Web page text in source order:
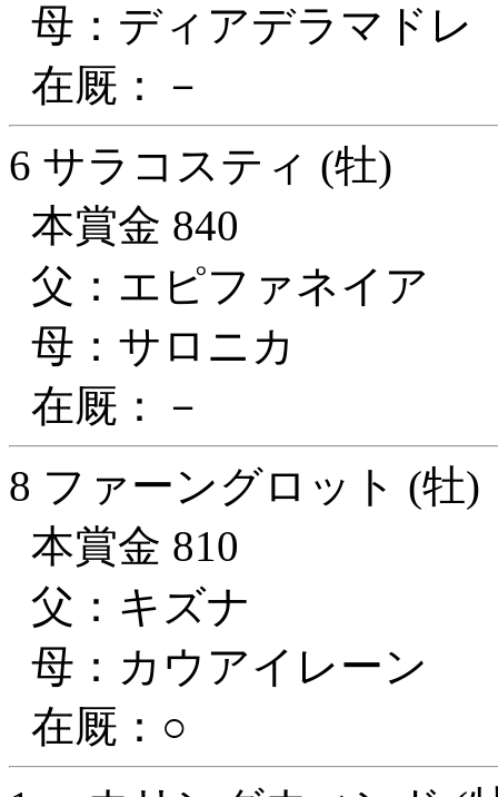
母：ディアデラマドレ
在厩：－
6 サラコスティ (牡)
本賞金 840
父：エピファネイア
母：サロニカ
在厩：－
8 ファーングロット (牡)
本賞金 810
父：キズナ
母：カウアイレーン
在厩：○